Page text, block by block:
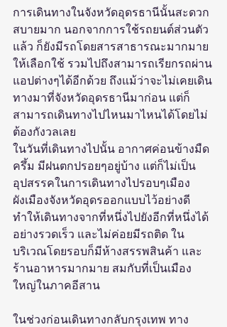
การเดินทางในจังหวัดอุดรธานีนั้นสะดวก
สบายมาก นอกจากการใช้รถยนต์ส่วนตัว
แล้ว ก็ยังมีรถโดยสารสาธารณะมากมาย
ให้เลือกใช้ รวมไปถึงสามารถเรียกรถผ่าน
แอปต่างๆได้อีกด้วย ถึงแม้ว่าจะไม่เคยเดิน
ทางมาที่จังหวัดอุดรธานีมาก่อน แต่ก็
สามารถเดินทางไปไหนมาไหนได้โดยไม่
ต้องกังวลเลย
ในวันที่เดินทางไปนั้น อากาศค่อนข้างมืด
ครึ้ม มีฝนตกปรอยๆอยู่บ้าง แต่ก็ไม่เป็น
อุปสรรคในการเดินทางไปรอบๆเมือง
ผังเมืองจังหวัดอุดรออกแบบไว้อย่างดี
ทำให้เดินทางจากที่หนึ่งไปยังอีกที่หนึ่งได้
อย่างรวดเร็ว และไม่ค่อยมีรถติด ใน
บริเวณโดยรอบก็มีห้างสรรพสินค้า และ
ร้านอาหารมากมาย สมกับที่เป็นเมือง
ใหญ่ในภาคอีสาน
ในช่วงก่อนเดินทางกลับกรุงเทพ ทาง